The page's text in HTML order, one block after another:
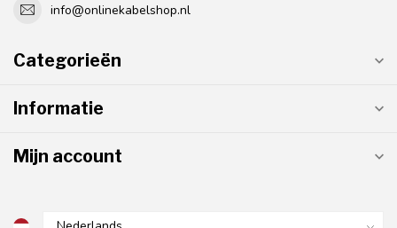
info@onlinekabelshop.nl
Categorieën
Informatie
Mijn account